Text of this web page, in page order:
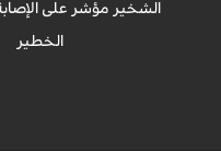
الشخير مؤشر على
الخطير